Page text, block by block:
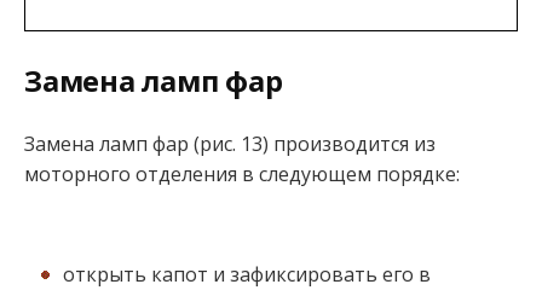
Замена ламп фар
Замена ламп фар (рис. 13) производится из
моторного отделения в следующем порядке:
открыть капот и зафиксировать его в